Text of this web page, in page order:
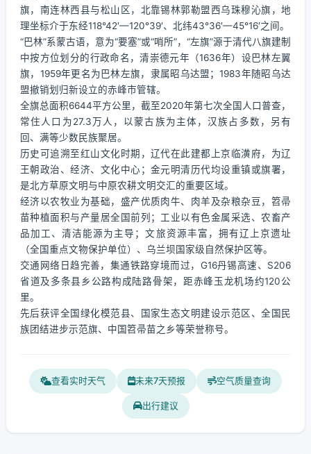
旗，南连林西县与松山区，北靠锡林郭勒盟西乌珠穆沁旗，地
理坐标介于东经118°42′—120°39′、北纬43°36′—45°16′之间。
“巴林”系蒙古语，意为“要塞”或“哨所”，“左旗”源于清代八旗建制
中按方位划分的行政命名，清崇德元年（1636年）设巴林左翼
旗，1959年更名为巴林左旗，隶属昭乌达盟；1983年随昭乌达
盟撤销划归新设立的赤峰市管辖。
全旗总面积6644平方公里，截至2020年第七次全国人口普查，
常住人口为27.3万人，以蒙古族为主体，汉族占多数，另有
回、满等少数民族聚居。
历史可追溯至红山文化时期，辽代在此建都上京临潢府，为辽
王朝政治、经济、文化中心；金元明清历代均设重镇或旗署，
是北方草原文明与中原农耕文明交汇的重要区域。
经济以农牧业为基础，盛产优质肉牛、肉羊及杂粮杂豆，笤帚
苗种植面积与产量居全国前列；工业以有色金属采选、农畜产
品加工、清洁能源为主导；文旅资源丰富，拥有辽上京遗址
（全国重点文物保护单位）、乌兰坝国家级自然保护区等。
交通网络日趋完善，集通铁路穿境而过，G16丹锡高速、S206
省道及多条县乡公路构成陆路骨架，距赤峰玉龙机场约120公
里。
先后获评全国绿化模范县、国家生态文明建设示范区、全国民
族团结进步示范旗、中国笤帚苗之乡等荣誉称号。
查看实时天气 未来7天预报 空气质量查询
出行建议